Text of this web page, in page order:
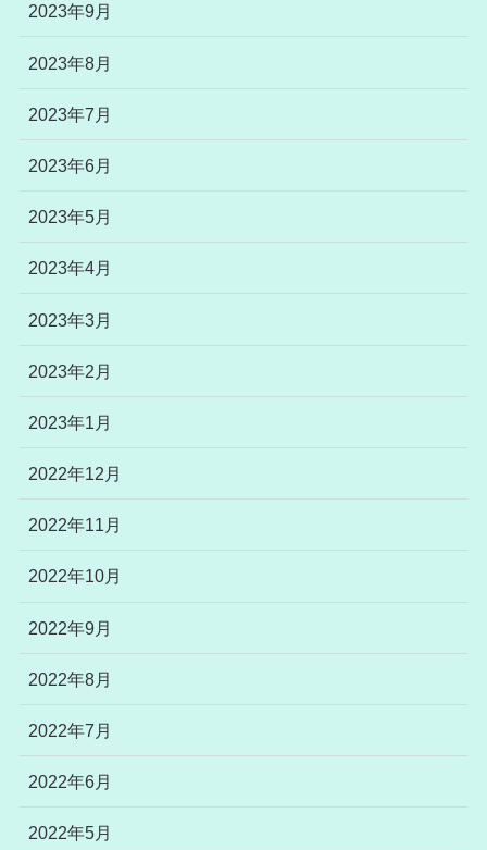
2023年9月
2023年8月
2023年7月
2023年6月
2023年5月
2023年4月
2023年3月
2023年2月
2023年1月
2022年12月
2022年11月
2022年10月
2022年9月
2022年8月
2022年7月
2022年6月
2022年5月